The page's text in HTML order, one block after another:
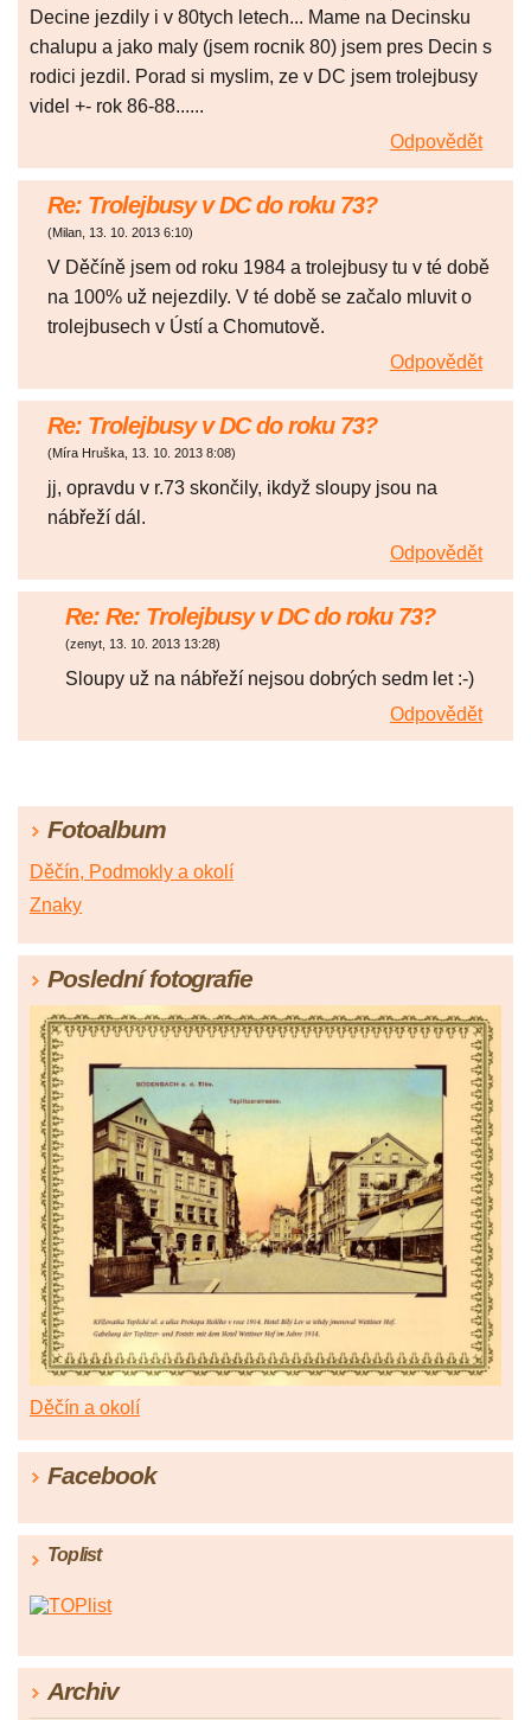
Decine jezdily i v 80tych letech... Mame na Decinsku
chalupu a jako maly (jsem rocnik 80) jsem pres Decin s
rodici jezdil. Porad si myslim, ze v DC jsem trolejbusy
videl +- rok 86-88......
Odpovědět
Re: Trolejbusy v DC do roku 73?
(Milan, 13. 10. 2013 6:10)
V Děčíně jsem od roku 1984 a trolejbusy tu v té době
na 100% už nejezdily. V té době se začalo mluvit o
trolejbusech v Ústí a Chomutově.
Odpovědět
Re: Trolejbusy v DC do roku 73?
(Míra Hruška, 13. 10. 2013 8:08)
jj, opravdu v r.73 skončily, ikdyž sloupy jsou na
nábřeží dál.
Odpovědět
Re: Re: Trolejbusy v DC do roku 73?
(zenyt, 13. 10. 2013 13:28)
Sloupy už na nábřeží nejsou dobrých sedm let :-)
Odpovědět
Fotoalbum
Děčín, Podmokly a okolí
Znaky
Poslední fotografie
Děčín a okolí
Facebook
Toplist
Archiv